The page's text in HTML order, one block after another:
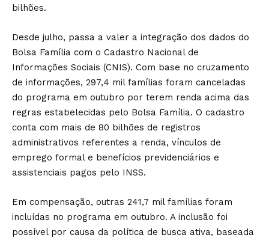
bilhões.
Desde julho, passa a valer a integração dos dados do
Bolsa Família com o Cadastro Nacional de
Informações Sociais (CNIS). Com base no cruzamento
de informações, 297,4 mil famílias foram canceladas
do programa em outubro por terem renda acima das
regras estabelecidas pelo Bolsa Família. O cadastro
conta com mais de 80 bilhões de registros
administrativos referentes a renda, vínculos de
emprego formal e benefícios previdenciários e
assistenciais pagos pelo INSS.
Em compensação, outras 241,7 mil famílias foram
incluídas no programa em outubro. A inclusão foi
possível por causa da política de busca ativa, baseada